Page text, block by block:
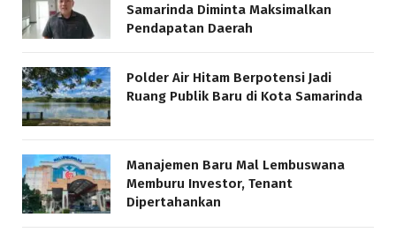
Samarinda Diminta Maksimalkan
Pendapatan Daerah
Polder Air Hitam Berpotensi Jadi
Ruang Publik Baru di Kota Samarinda
Manajemen Baru Mal Lembuswana
Memburu Investor, Tenant
Dipertahankan